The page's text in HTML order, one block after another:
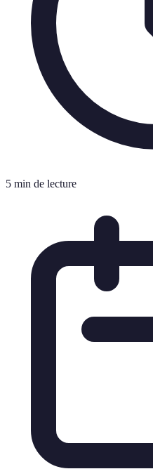
5 min de lecture